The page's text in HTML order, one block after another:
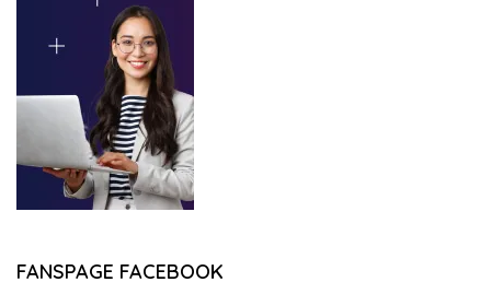
FANSPAGE FACEBOOK